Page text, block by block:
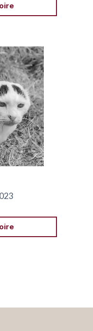
infinie recueilli par
à la truffe.